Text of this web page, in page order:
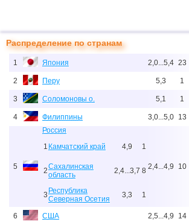
Распределение по странам
1 Япония 2,0...5,4 23
2 Перу 5,3 1
3 Соломоновы о. 5,1 1
4 Филиппины 3,0...5,0 13
5
Россия
1 Камчатский край 4,9 1
2Сахалинская
область
2,4...3,7 8
3 Республика
Северная Осетия
3,3 1
2,4...4,9 10
6 США 2,5...4,9 14